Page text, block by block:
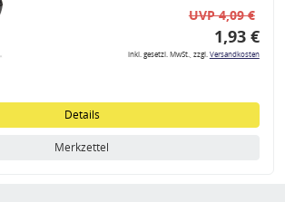
UVP 4,09 €
1,93 €
inkl. gesetzl. MwSt., zzgl.Versandkosten
Details
Merkzettel